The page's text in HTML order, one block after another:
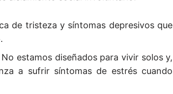
de tristeza y síntomas depresivos que
estamos diseñados para vivir solos y,
a sufrir síntomas de estrés cuando